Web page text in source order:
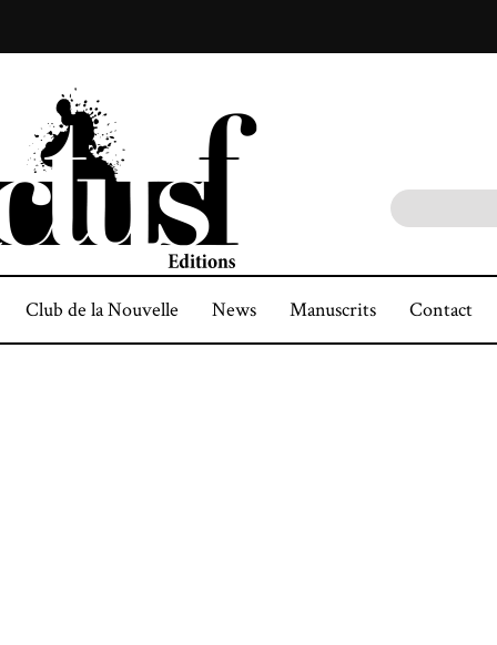
Club de la Nouvelle News Manuscrits Contact